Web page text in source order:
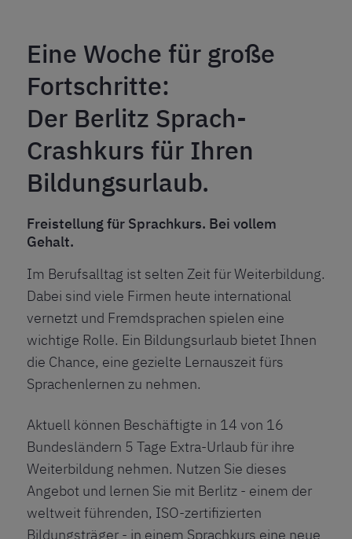
Eine Woche für große
Fortschritte:
Der Berlitz Sprach-
Crashkurs für Ihren
Bildungsurlaub.
Freistellung für Sprachkurs. Bei vollem
Gehalt.
Im Berufsalltag ist selten Zeit für Weiterbildung.
Dabei sind viele Firmen heute international
vernetzt und Fremdsprachen spielen eine
wichtige Rolle. Ein Bildungsurlaub bietet Ihnen
die Chance, eine gezielte Lernauszeit fürs
Sprachenlernen zu nehmen.
Aktuell können Beschäftigte in 14 von 16
Bundesländern 5 Tage Extra-Urlaub für ihre
Weiterbildung nehmen. Nutzen Sie dieses
Angebot und lernen Sie mit Berlitz - einem der
weltweit führenden, ISO-zertifizierten
Bildungsträger - in einem Sprachkurs eine neue